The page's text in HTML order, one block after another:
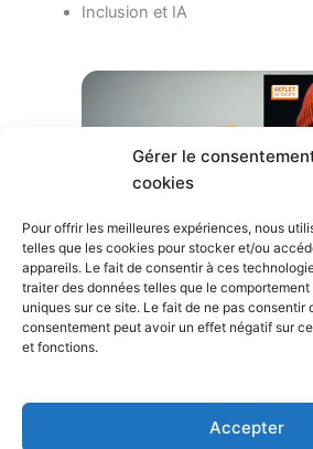
Gérer le
cookies
Pour offrir les meilleures expériences, nous
telles que les cookies pour stocker et/ou
appareils. Le fait de consentir à ces
traiter des données telles que le
uniques sur ce site. Le fait de ne pas consentir
consentement peut avoir un effet négatif sur
et fonctions.
Accepter
Inclusion et IA
Abonnement
(514) 256-9000
3894 rue Sainte-Catherine Est,